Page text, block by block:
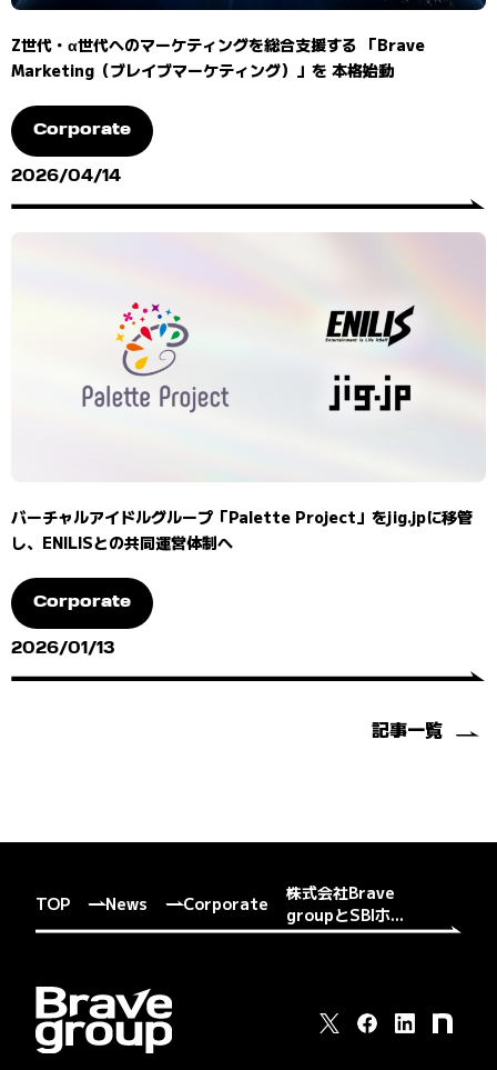
Z世代・α世代へのマーケティングを総合支援する 「Brave
Marketing（ブレイブマーケティング）」を 本格始動
Corporate
2026/04/14
バーチャルアイドルグループ「Palette Project」をjig.jpに移管
し、ENILISとの共同運営体制へ
Corporate
2026/01/13
記事一覧
TOP News Corporate
株式会社Brave
groupとSBIホ...